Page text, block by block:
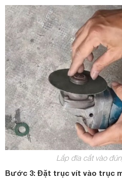
Lắp đĩa cắt vào
Bước 3: Đặt trục vít vào trục